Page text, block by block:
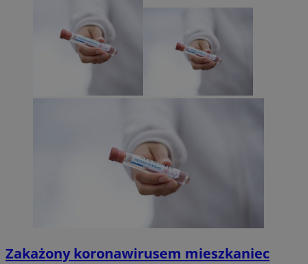
Zakażony koronawirusem mieszkaniec